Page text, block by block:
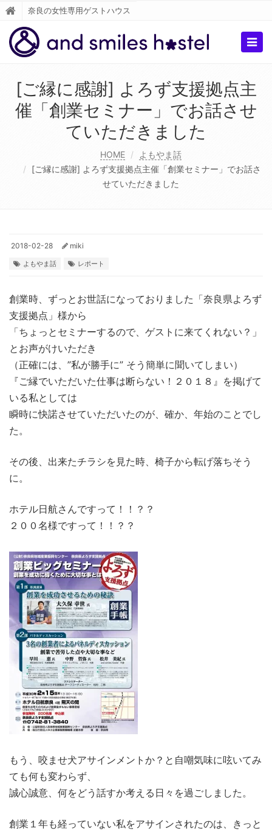
奈良の女性専用ゲストハウス
[ご縁に感謝] よろず支援拠点主
催「創業セミナー」でお話させ
ていただきました
HOME
よもやま話
[ご縁に感謝] よろず支援拠点主催「創業セミナー」でお話さ
せていただきました
2018-02-28 miki
よもやま話 レポート
創業時、ずっとお世話になっておりました「奈良県よろず
支援拠点」様から
「ちょっとセミナーするので、ゲストに来てくれない？」
とお声がけいただき
（正確には、”私が勝手に” そう簡単に聞いてしまい）
『ご縁でいただいた仕事は断らない！２０１８』を掲げて
いる私としては
瞬時に快諾させていただいたのが、確か、年始のことでし
た。
その後、出来たチラシを見た時、椅子から転げ落ちそう
に。
ホテル日航さんですって！！？？
２００名様ですって！！？？
もう、咬ませ犬アサインメントか？と自嘲気味に呟いてみ
ても何も変わらず、
誠心誠意、何をどう話すか考える日々を過ごしました。
創業１年も経っていない私をアサインされたのは、きっと